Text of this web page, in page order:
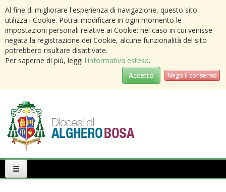
Al fine di migliorare l'esperienza di navigazione, questo sito
utilizza i Cookie. Potrai modificare in ogni momento le
impostazioni personali relative ai Cookie: nel caso in cui venisse
negata la registrazione dei Cookie, alcune funzionalità del sito
potrebbero risultare disattivate.
Per saperne di più, leggi l'informativa estesa.
Accetto
Nego il consenso
Menu